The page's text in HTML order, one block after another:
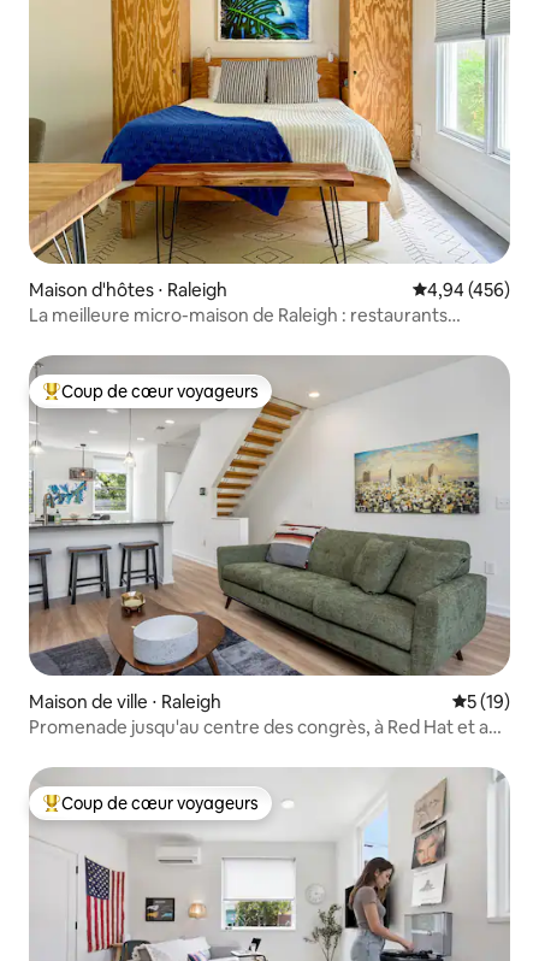
Maison d'hôtes ⋅ Raleigh Évaluation
4,94 (456)
La meilleure micro-maison de Raleigh : restaurants
Coups de cœur voyageurs les plus appréciés
Coup de cœur voyageurs
Maison de ville ⋅ Raleigh
5 (19)
Promenade jusqu'au centre des congrès, à Red Hat et au
Coups de cœur voyageurs les plus appréciés
Coup de cœur voyageurs